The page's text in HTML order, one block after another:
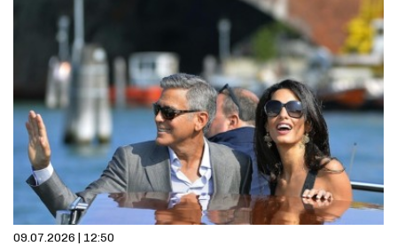
09.07.2026 | 12:50